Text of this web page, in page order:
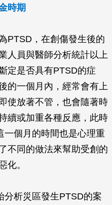
時期
PTSD，在創傷發生後的
人員與醫師分析統計以上
定是否具有PTSD的症
的一個月內，經常會有上
使放著不管，也會隨著時
續或加重各種反應，此時
一個月的時間也是心理重
不同的做法來幫助受創的
化。
分析災區發生PTSD的案